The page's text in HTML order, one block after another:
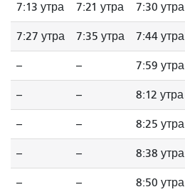
7:13 утра 7:21 утра 7:30 утра
7:27 утра 7:35 утра 7:44 утра
-- -- 7:59 утра
-- -- 8:12 утра
-- -- 8:25 утра
-- -- 8:38 утра
-- -- 8:50 утра